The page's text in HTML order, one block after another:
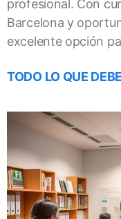
profesional. Con
Barcelona y
excelente opción
TODO LO QUE